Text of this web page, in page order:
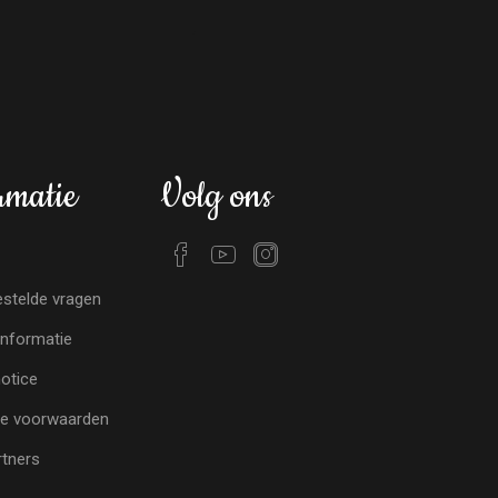
vragen
voorwaarden
Volg ons